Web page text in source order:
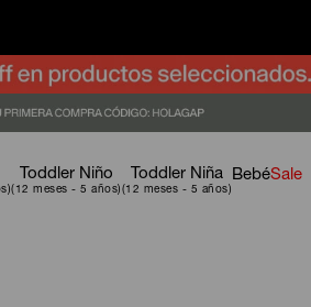
Toddler Niño Toddler Niña BebéSale